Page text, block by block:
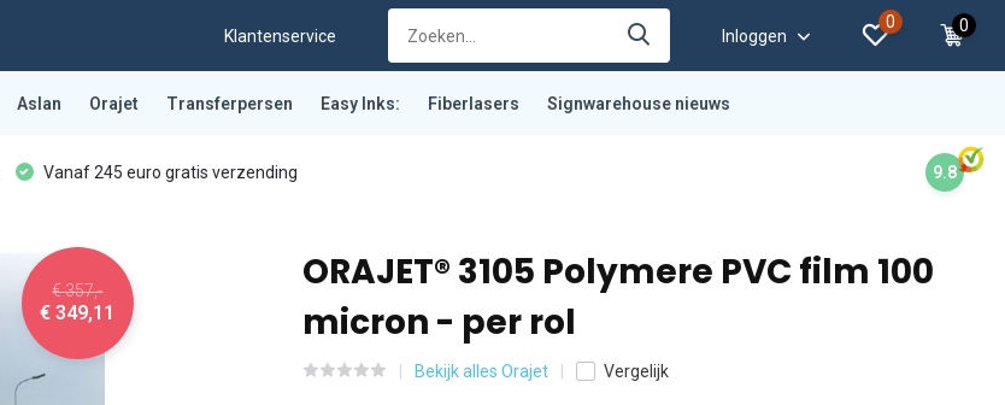
Klantenservice Inloggen
0 0
Aslan Orajet Transferpersen Easy Inks: Fiberlasers Signwarehouse nieuws
Vanaf 245 euro gratis verzending 9.8
€ 357,-
€ 349,11
ORAJET® 3105 Polymere PVC film 100
micron - per rol
Bekijk alles Orajet Vergelijk